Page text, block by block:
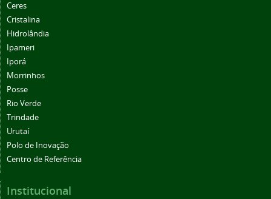
Ceres
Cristalina
Hidrolândia
Ipameri
Iporá
Morrinhos
Posse
Rio Verde
Trindade
Urutaí
Polo de Inovação
Centro de Referência
Institucional